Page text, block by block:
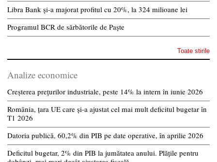
Libra Bank și-a majorat profitul cu 20%, la 324 milioane lei
Programul BCR de sărbătorile de Paște
Toate stirile
Analize economice
Creșterea prețurilor industriale, peste 14% la intern în iunie 2026
România, țara UE care și-a ajustat cel mai mult deficitul bugetar în
T1 2026
Datoria publică, 60,2% din PIB pe date operative, în aprilie 2026
Deficitul bugetar, 2% din PIB la jumătatea anului. Plățile pentru